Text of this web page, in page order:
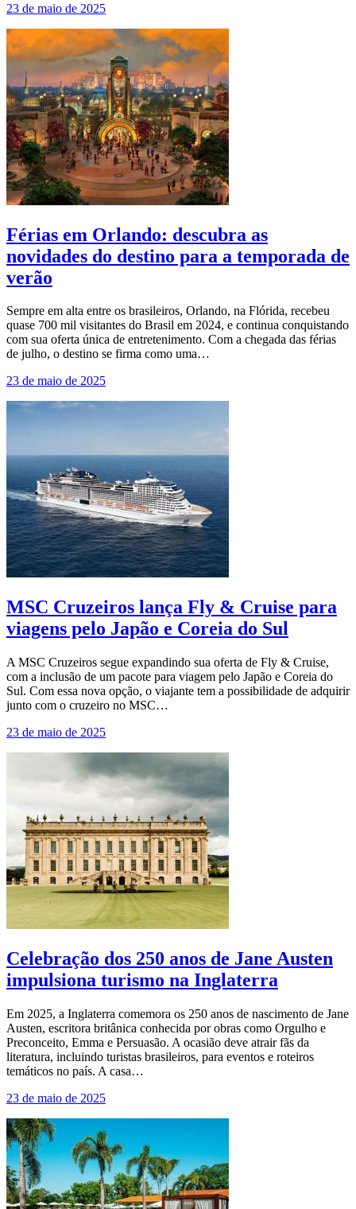
23 de maio de 2025
Férias em Orlando: descubra as
novidades do destino para a temporada de
verão
Sempre em alta entre os brasileiros, Orlando, na Flórida, recebeu
quase 700 mil visitantes do Brasil em 2024, e continua conquistando
com sua oferta única de entretenimento. Com a chegada das férias
de julho, o destino se firma como uma…
23 de maio de 2025
MSC Cruzeiros lança Fly & Cruise para
viagens pelo Japão e Coreia do Sul
A MSC Cruzeiros segue expandindo sua oferta de Fly & Cruise,
com a inclusão de um pacote para viagem pelo Japão e Coreia do
Sul. Com essa nova opção, o viajante tem a possibilidade de adquirir
junto com o cruzeiro no MSC…
23 de maio de 2025
Celebração dos 250 anos de Jane Austen
impulsiona turismo na Inglaterra
Em 2025, a Inglaterra comemora os 250 anos de nascimento de Jane
Austen, escritora britânica conhecida por obras como Orgulho e
Preconceito, Emma e Persuasão. A ocasião deve atrair fãs da
literatura, incluindo turistas brasileiros, para eventos e roteiros
temáticos no país. A casa…
23 de maio de 2025